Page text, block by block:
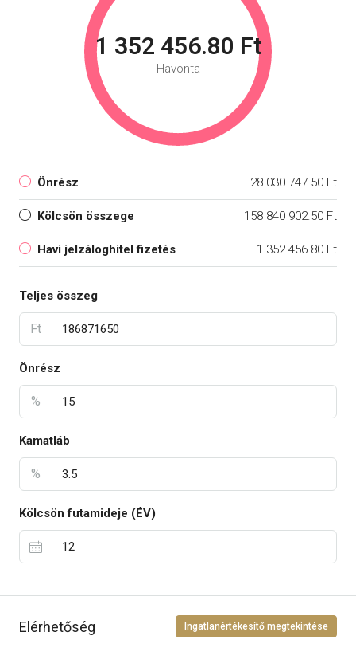
1 352 456.80 Ft
Havonta
Önrész 28 030 747.50 Ft
Kölcsön összege 158 840 902.50 Ft
Havi jelzáloghitel fizetés 1 352 456.80 Ft
Teljes összeg
Ft
Önrész
%
Kamatláb
%
Kölcsön futamideje (ÉV)
Elérhetőség Ingatlanértékesítő megtekintése